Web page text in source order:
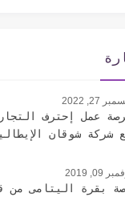
27, 2022
عمل إحترف
شركة شوقان
09, 2019
بقرة اليتامى من